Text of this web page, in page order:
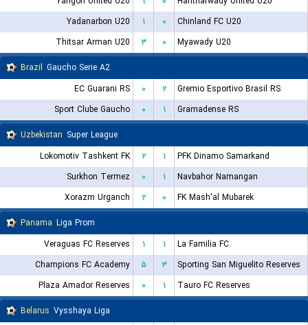
Yadanarbon U20
۱ ۰
Chinland FC U20
Thitsar Arman U20
۳ ۰
Myawady U20
Brazil Gaucho Serie A2
EC Guarani RS
۰ ۲
Gremio Esportivo Brasil RS
Sport Clube Gaucho
۰ ۱
Gramadense RS
Uzbekistan Super League
Lokomotiv Tashkent FK
۲ ۱
PFK Dinamo Samarkand
Surkhon Termez
۰ ۱
Navbahor Namangan
Xorazm Urganch
۲ ۰
FK Mash'al Mubarek
Panama Liga Prom
Veraguas FC Reserves
۱ ۱
La Familia FC
Champions FC Academy
۵ ۳
Sporting San Miguelito Reserves
Plaza Amador Reserves
۰ ۱
Tauro FC Reserves
Belarus Vysshaya Liga